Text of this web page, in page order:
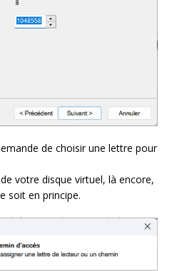
de choisir une lettre pour
votre disque virtuel, là encore,
soit en principe.